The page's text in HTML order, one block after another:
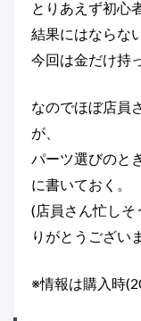
とりあえず初心
結果にはならな
今回は金だけ持
なのでほぼ店員
が、
パーツ選びのと
に書いておく。
(店員さん忙しそ
りがとうござい
※情報は購入時